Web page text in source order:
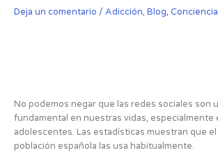
Deja un comentario / Adicción, Blog,
No podemos negar que las redes sociales son
fundamental en nuestras vidas, especialmente
adolescentes. Las estadísticas muestran que el
población española las usa habitualmente.